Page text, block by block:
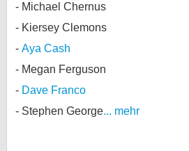
Michael Chernus
Kiersey Clemons
Aya Cash
Megan Ferguson
Dave Franco
Stephen George... mehr